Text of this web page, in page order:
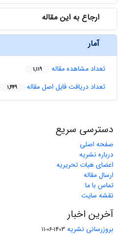
ارجاع به این مقاله
آمار
تعداد مشاهده مقاله 1,119
تعداد دریافت فایل اصل مقاله 1,449
دسترسی سریع
صفحه اصلی
درباره نشریه
اعضای هیات تحریریه
ارسال مقاله
تماس با ما
نقشه سایت
آخرین اخبار
بروزرسانی نشریه 1403-06-11